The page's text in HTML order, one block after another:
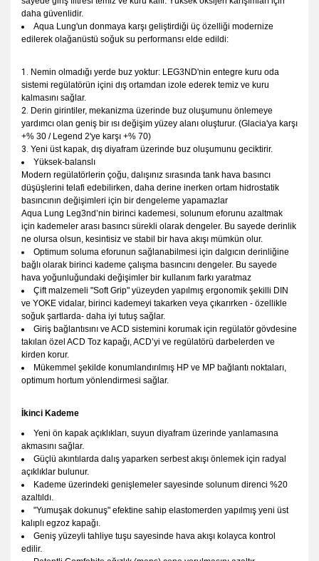
daha güvenlidir.
Aqua Lung'un donmaya karşı geliştirdiği üç özelliği modernize
edilerek olağanüstü soğuk su performansı elde edildi:
Nemin olmadığı yerde buz yoktur: LEG3ND'nin entegre kuru oda
sistemi regülatörün içini dış ortamdan izole ederek temiz ve kuru
kalmasını sağlar.
Derin girintiler, mekanizma üzerinde buz oluşumunu önlemeye
yardımcı olan geniş bir ısı değişim yüzey alanı oluşturur. (Glacia'ya karşı
+% 30 / Legend 2'ye karşı +% 70)
Yeni üst kapak, dış diyafram üzerinde buz oluşumunu geciktirir.
Yüksek-balanslı
Modern regülatörlerin çoğu, dalışınız sırasında tank hava basıncı
düşüşlerini telafi edebilirken, daha derine inerken ortam hidrostatik
basıncının değişimleri için bir dengeleme yapamazlar
Aqua Lung Leg3nd’nin birinci kademesi, solunum eforunu azaltmak
için kademeler arası basıncı sürekli olarak dengeler. Bu sayede derinlik
ne olursa olsun, kesintisiz ve stabil bir hava akışı mümkün olur.
Optimum soluma eforunun sağlanabilmesi için dalgıcın derinliğine
bağlı olarak birinci kademe çalışma basıncını dengeler. Bu sayede
hava yoğunluğundaki değişimler bir kullanım farkı yaratmaz
Çift malzemeli "Soft Grip" yüzeyden yapılmış ergonomik şekilli DIN
ve YOKE vidalar, birinci kademeyi takarken veya çıkarırken - özellikle
soğuk şartlarda- daha iyi tutuş sağlar.
Giriş bağlantısını ve ACD sistemini korumak için regülatör gövdesine
takılan özel ACD Toz kapağı, ACD’yi ve regülatörü darbelerden ve
kirden korur.
Mükemmel şekilde konumlandırılmış HP ve MP bağlantı noktaları,
optimum hortum yönlendirmesi sağlar.
İkinci Kademe
Yeni ön kapak açıklıkları, suyun diyafram üzerinde yanlamasına
akmasını sağlar.
Güçlü akıntılarda dalış yaparken serbest akışı önlemek için radyal
açıklıklar bulunur.
Kademe üzerindeki genişlemeler sayesinde solunum direnci %20
azaltıldı.
"Yumuşak dokunuş" efektine sahip elastomerden yapılmış yeni üst
kalıplı egzoz kapağı.
Geniş yüzeyli tahliye tuşu sayesinde hava akışı kolayca kontrol
edilir.